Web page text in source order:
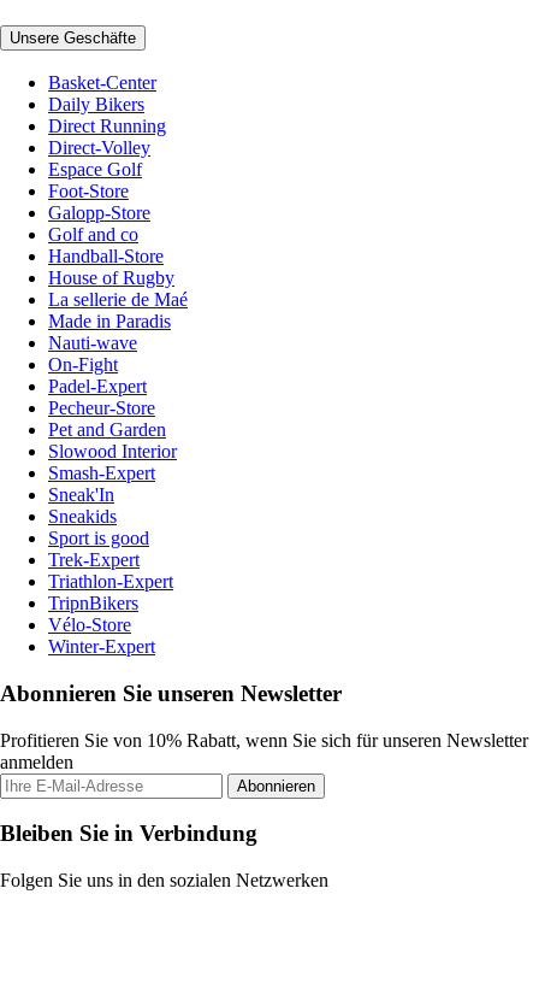
Unsere Geschäfte
Basket-Center
Daily Bikers
Direct Running
Direct-Volley
Espace Golf
Foot-Store
Galopp-Store
Golf and co
Handball-Store
House of Rugby
La sellerie de Maé
Made in Paradis
Nauti-wave
On-Fight
Padel-Expert
Pecheur-Store
Pet and Garden
Slowood Interior
Smash-Expert
Sneak'In
Sneakids
Sport is good
Trek-Expert
Triathlon-Expert
TripnBikers
Vélo-Store
Winter-Expert
Abonnieren Sie unseren Newsletter
Profitieren Sie von 10% Rabatt, wenn Sie sich für unseren Newsletter
anmelden
Abonnieren
Bleiben Sie in Verbindung
Folgen Sie uns in den sozialen Netzwerken